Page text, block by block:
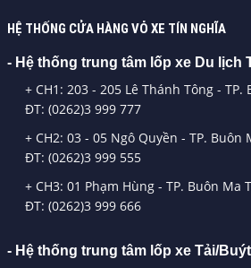
HỆ THỐNG CỬA HÀNG VỎ XE TÍN NGHĨA
- Hệ thống trung tâm lốp xe Du lịch
+ CH1: 203 - 205 Lê Thánh Tông - TP.
ĐT: (0262)3 999 777
+ CH2: 03 - 05 Ngô Quyền - TP. Buôn
ĐT: (0262)3 999 555
+ CH3: 01 Phạm Hùng - TP. Buôn Ma
ĐT: (0262)3 999 666
- Hệ thống trung tâm lốp xe Tải/